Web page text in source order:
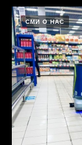
СМИ О НАС